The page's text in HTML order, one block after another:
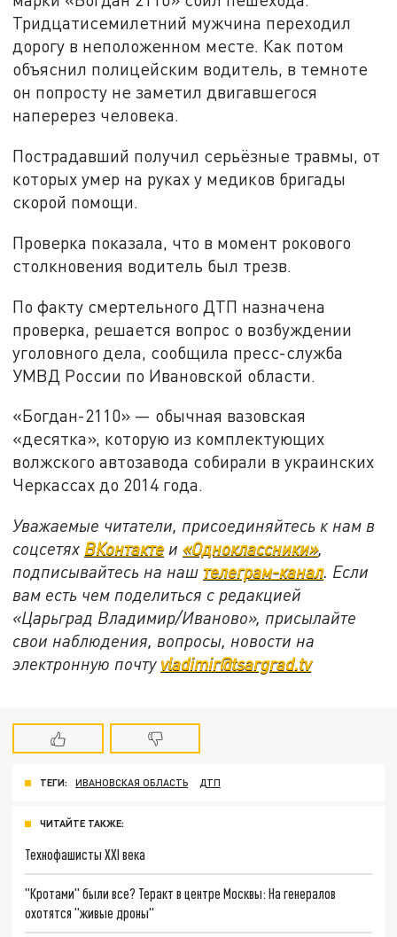
Тридцатисемилетний мужчина переходил
дорогу в неположенном месте. Как потом
объяснил полицейским водитель, в темноте
он попросту не заметил двигавшегося
наперерез человека.
Пострадавший получил серьёзные травмы, от
которых умер на руках у медиков бригады
скорой помощи.
Проверка показала, что в момент рокового
столкновения водитель был трезв.
По факту смертельного ДТП назначена
проверка, решается вопрос о возбуждении
уголовного дела, сообщила пресс-служба
УМВД России по Ивановской области.
«Богдан-2110» — обычная вазовская
«десятка», которую из комплектующих
волжского автозавода собирали в украинских
Черкассах до 2014 года.
Уважаемые читатели, присоединяйтесь к нам в
соцсетях ВКонтакте и«Одноклассники»,
подписывайтесь на наш телеграм-канал. Если
вам есть чем поделиться с редакцией
«Царьград Владимир/Иваново», присылайте
свои наблюдения, вопросы, новости на
электронную почту vladimir@tsargrad.tv
ТЕГИ: ИВАНОВСКАЯ ОБЛАСТЬ ДТП
ЧИТАЙТЕ ТАКЖЕ:
Технофашисты XXI века
"Кротами" были все? Теракт в центре Москвы: На генералов
охотятся "живые дроны"